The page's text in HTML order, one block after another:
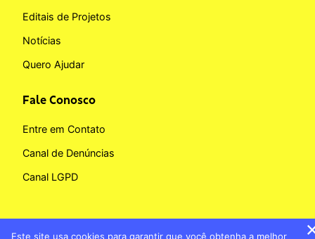
Editais de Projetos
Notícias
Quero Ajudar
Fale Conosco
Entre em Contato
Canal de Denúncias
Canal LGPD
Este site usa cookies para garantir que você obtenha a melhor